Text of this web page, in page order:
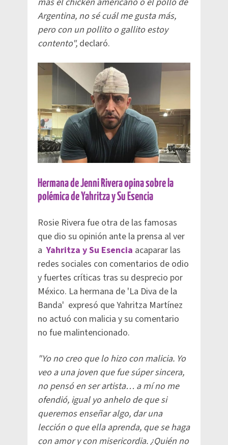
Argentina, no sé cuál me gusta más,
pero con un pollito o gallito estoy
contento", declaró.
Hermana de Jenni Rivera opina sobre la
polémica de Yahritza y Su Esencia
Rosie Rivera fue otra de las famosas
que dio su opinión ante la prensa al ver
aYahritza y Su Esencia acaparar las
redes sociales con comentarios de odio
y fuertes críticas tras su desprecio por
México. La hermana de 'La Diva de la
Banda' expresó que Yahritza Martínez
no actuó con malicia y su comentario
no fue malintencionado.
"Yo no creo que lo hizo con malicia. Yo
veo a una joven que fue súper sincera,
no pensó en ser artista… a mí no me
ofendió, igual yo anhelo de que si
queremos enseñar algo, dar una
lección o que ella aprenda, que se haga
con amor y con misericordia. ¿Quién no